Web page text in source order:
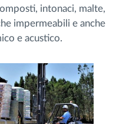
intonaci, malte,
impermeabili e anche
e acustico.